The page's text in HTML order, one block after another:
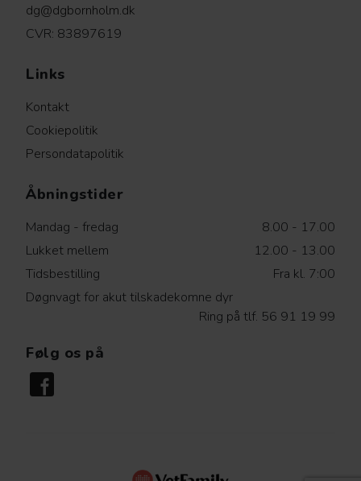
dg@dgbornholm.dk
CVR: 83897619
Links
Kontakt
Cookiepolitik
Persondatapolitik
Åbningstider
Mandag - fredag
8.00 - 17.00
Lukket mellem
12.00 - 13.00
Tidsbestilling
Fra kl. 7:00
Døgnvagt for akut tilskadekomne dyr
Ring på tlf. 56 91 19 99
Følg os på